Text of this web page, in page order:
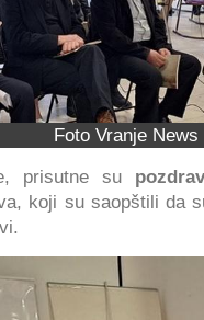
Foto Vranje News
prisutne su
koji su saopštili da